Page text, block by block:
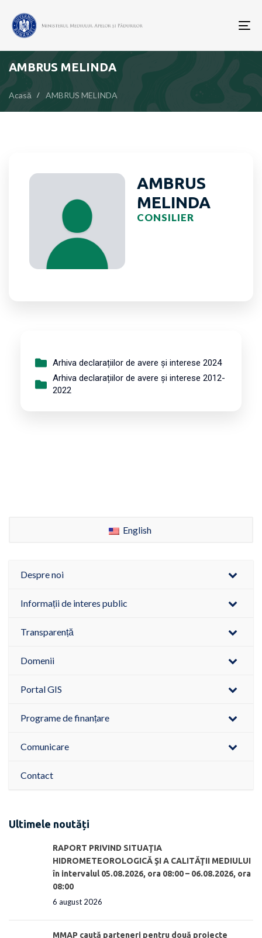
AMBRUS MELINDA
Acasă AMBRUS MELINDA
AMBRUS
MELINDA
CONSILIER
Arhiva declarațiilor de avere și interese 2024
Arhiva declarațiilor de avere și interese 2012-
2022
English
Despre noi
Informații de interes public
Transparență
Domenii
Portal GIS
Programe de finanțare
Comunicare
Contact
Ultimele noutăți
RAPORT PRIVIND SITUAŢIA
HIDROMETEOROLOGICĂ ŞI A CALITĂŢII MEDIULUI
în intervalul 05.08.2026, ora 08:00 – 06.08.2026, ora
08:00
6 august 2026
MMAP caută parteneri pentru două proiecte